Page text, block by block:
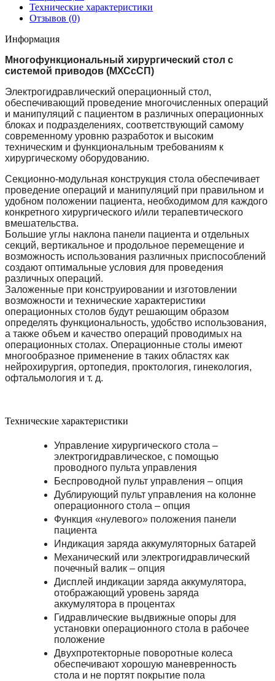
Технические характеристики
Отзывов (0)
Информация
Многофункциональный хирургический стол с
системой приводов (МХСсСП)
Электрогидравлический операционный стол,
обеспечивающий проведение многочисленных операций
и манипуляций с пациентом в различных операционных
блоках и подразделениях, соответствующий самому
современному уровню разработок и высоким
техническим и функциональным требованиям к
хирургическому оборудованию.
Секционно-модульная конструкция стола обеспечивает
проведение операций и манипуляций при правильном и
удобном положении пациента, необходимом для каждого
конкретного хирургического и/или терапевтического
вмешательства.
Большие углы наклона панели пациента и отдельных
секций, вертикальное и продольное перемещение и
возможность использования различных приспособлений
создают оптимальные условия для проведения
различных операций.
Заложенные при конструировании и изготовлении
возможности и технические характеристики
операционных столов будут решающим образом
определять функциональность, удобство использования,
а также объем и качество операций проводимых на
операционных столах. Операционные столы имеют
многообразное применение в таких областях как
нейрохирургия, ортопедия, проктология, гинекология,
офтальмология и т. д.
Технические характеристики
Управление хирургического стола –
электрогидравлическое, с помощью
проводного пульта управления
Беспроводной пульт управления – опция
Дублирующий пульт управления на колонне
операционного стола – опция
Функция «нулевого» положения панели
пациента
Индикация заряда аккумуляторных батарей
Механический или электрогидравлический
почечный валик – опция
Дисплей индикации заряда аккумулятора,
отображающий уровень заряда
аккумулятора в процентах
Гидравлические выдвижные опоры для
установки операционного стола в рабочее
положение
Двухпротекторные поворотные колеса
обеспечивают хорошую маневренность
стола и не портят покрытие пола